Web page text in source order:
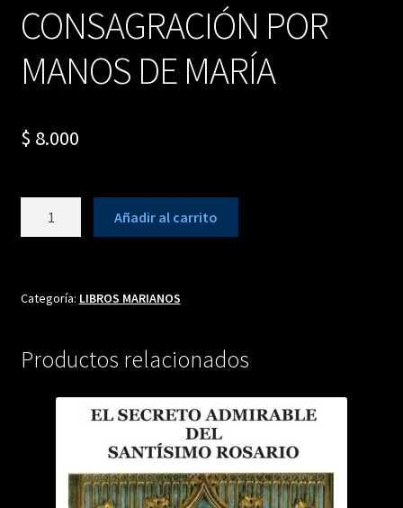
CONSAGRACIÓN POR
MANOS DE MARÍA
$ 8.000
MARÍA
Añadir al carrito
Categoría: LIBROS MARIANOS
Productos relacionados